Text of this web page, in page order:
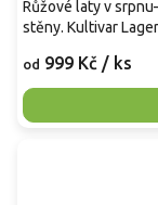
od 999 Kč / ks
Růžové laty v
stěny. Kultivar